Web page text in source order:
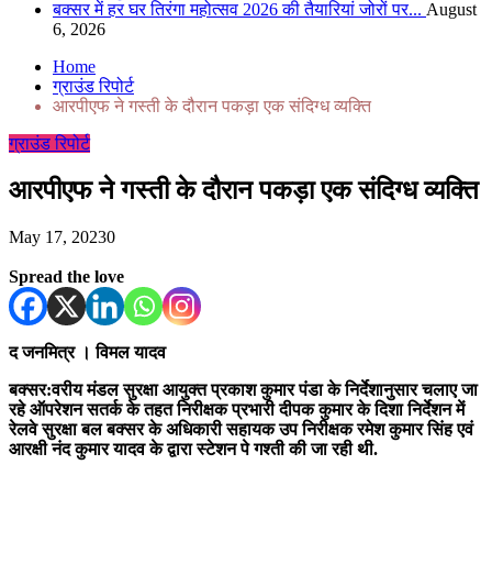
बक्सर में हर घर तिरंगा महोत्सव 2026 की तैयारियां जोरों पर... August
6, 2026
Home
ग्राउंड रिपोर्ट
आरपीएफ ने गस्ती के दौरान पकड़ा एक संदिग्ध व्यक्ति
ग्राउंड रिपोर्ट
आरपीएफ ने गस्ती के दौरान पकड़ा एक संदिग्ध व्यक्ति
May 17, 20230
Spread the love
द जनमित्र । विमल यादव
बक्सर:वरीय मंडल सुरक्षा आयुक्त प्रकाश कुमार पंडा के निर्देशानुसार चलाए जा
रहे ऑपरेशन सतर्क के तहत निरीक्षक प्रभारी दीपक कुमार के दिशा निर्देशन में
रेलवे सुरक्षा बल बक्सर के अधिकारी सहायक उप निरीक्षक रमेश कुमार सिंह एवं
आरक्षी नंद कुमार यादव के द्वारा स्टेशन पे गश्ती की जा रही थी.